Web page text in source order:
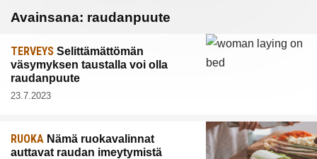
Avainsana: raudanpuute
TERVEYS Selittämättömän
väsymyksen taustalla voi olla
raudanpuute
23.7.2023
RUOKA Nämä ruokavalinnat
auttavat raudan imeytymistä